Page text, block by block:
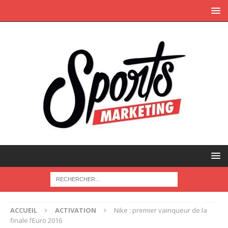
ACCUEIL ACTIVATION
Nike : premier vainqueur de la
finale l’Euro 2016